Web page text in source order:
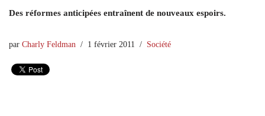
Des réformes anticipées entraînent de nouveaux espoirs.
par Charly Feldman 1 février 2011 Société